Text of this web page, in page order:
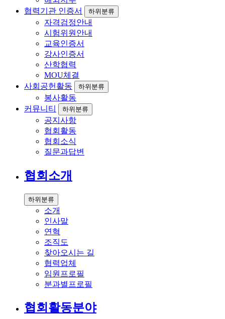
협력기관 인증서
하위분류
자격검정안내
시험위원안내
교육인증서
강사인증서
산학협력
MOU체결
사회공헌활동
하위분류
봉사활동
커뮤니티
하위분류
공지사항
협회활동
협회소식
질문과답변
협회소개
하위분류
소개
인사말
연혁
조직도
찾아오시는 길
협력업체
임원프로필
분과별프로필
협회활동분야